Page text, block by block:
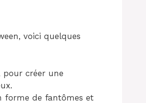
voici quelques
pour créer une
forme de fantômes et